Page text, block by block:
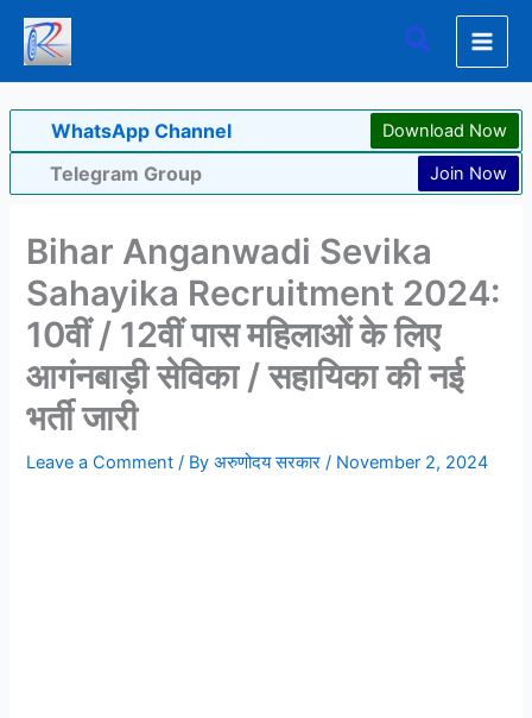
Skip
content
Search
WhatsApp Channel Download Now
Telegram Group Join Now
Bihar Anganwadi Sevika
Sahayika Recruitment 2024:
10वीं / 12वीं पास महिलाओें के लिए
आगंनबाड़ी सेविका / सहायिका की नई
भर्ती जारी
Leave a Comment / Byअरुणोदय सरकार/ November 2, 2024